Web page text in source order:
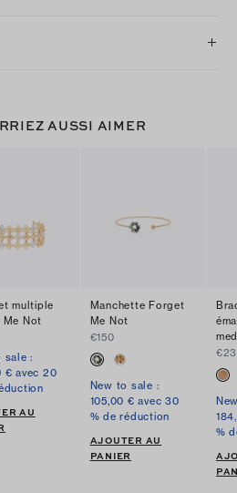
AUSSI AIMER
multiple
Not
sale :
€ avec 20
AU
Manchette Forget
Me Not
€150
New to sale :
105,00 € avec 30
% de réduction
AJOUTER AU
PANIER
%